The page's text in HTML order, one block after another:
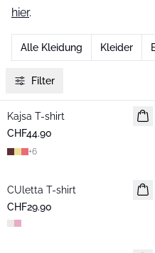
hier.
Alle Kleidung Kleider
Filter
Neuheiten
Kajsa T-shirt
CHF44.90
+6
Neuheiten
CUletta T-shirt
CHF29.90